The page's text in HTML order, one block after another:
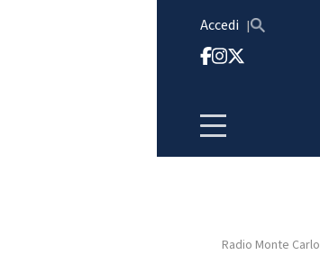
Accedi
HOMERadio Monte Carlo